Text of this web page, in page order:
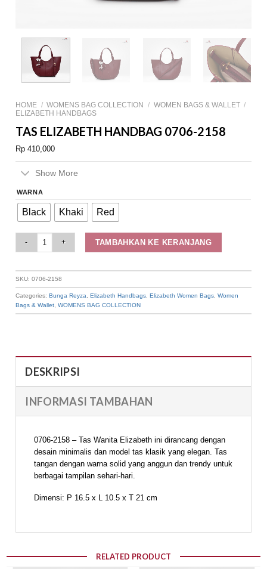
HOME / WOMENS BAG COLLECTION / WOMEN BAGS & WALLET /
ELIZABETH HANDBAGS
TAS ELIZABETH HANDBAG 0706-2158
Rp 410,000
Show More
WARNA
Black Khaki Red
TAMBAHKAN KE KERANJANG
SKU:0706-2158
Categories:Bunga Reyza ,Elizabeth Handbags ,Elizabeth Women Bags ,Women
Bags & Wallet ,WOMENS BAG COLLECTION
DESKRIPSI
INFORMASI TAMBAHAN
0706-2158 – Tas Wanita Elizabeth ini dirancang dengan
desain minimalis dan model tas klasik yang elegan. Tas
tangan dengan warna solid yang anggun dan trendy untuk
berbagai tampilan sehari-hari.
Dimensi: P 16.5 x L 10.5 x T 21 cm
RELATED PRODUCT